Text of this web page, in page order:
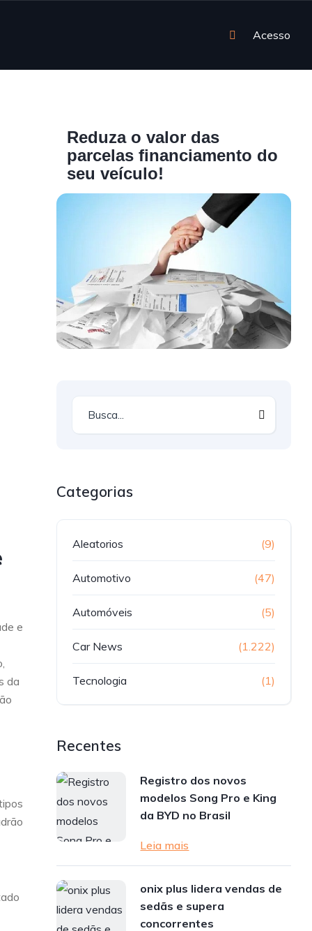
Acesso
e
da
Reduza o valor das
parcelas financiamento do
seu veículo!
Categorias
Aleatorios (9)
Automotivo (47)
Automóveis (5)
Car News (1.222)
Tecnologia (1)
Recentes
Registro dos novos
modelos Song Pro e King
da BYD no Brasil
Leia mais
onix plus lidera vendas de
sedãs e supera
concorrentes